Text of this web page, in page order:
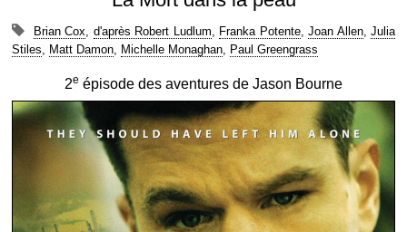
Brian Cox, d'après Robert Ludlum, Franka Potente, Joan Allen, Julia
Stiles, Matt Damon, Michelle Monaghan, Paul Greengrass
2e épisode des aventures de Jason Bourne